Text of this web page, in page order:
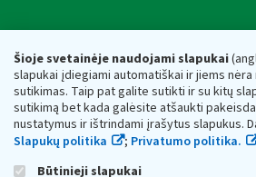
Šioje svetainėje naudojami slapukai
slapukai įdiegiami automatiškai ir jiems nėra
sutikimas. Taip pat galite sutikti ir su kitų
sutikimą bet kada galėsite atšaukti
nustatymus ir ištrindami įrašytus slapukus.
Slapukų politika
; Privatumo politika.
Būtinieji slapukai
Respublikos finansų ministerijos
Biudžetinė įstaiga. Juridinio asmens kodas —
adresas: Vasario 16-osios g. 14, 01107
vmi@vmi.lt, E. pristatymo dėžutės adresas
Duomenys apie Valstybinę mokesčių
Respublikos finansų ministerijos kaupiami ir